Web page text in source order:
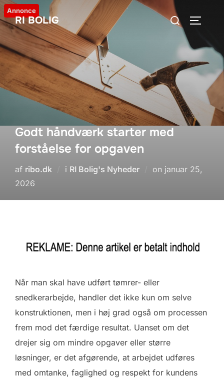
Videre
til
indhold
RI BOLIG
Søg
efter:
Annonce
Godt håndværk starter med
forståelse for opgaven
af ribo.dk i RI Bolig's Nyheder on Udgivet
januar 25,
2026
Når man skal have udført tømrer- eller
snedkerarbejde, handler det ikke kun om selve
konstruktionen, men i høj grad også om processen
frem mod det færdige resultat. Uanset om det
drejer sig om mindre opgaver eller større
løsninger, er det afgørende, at arbejdet udføres
med omtanke, faglighed og respekt for kundens